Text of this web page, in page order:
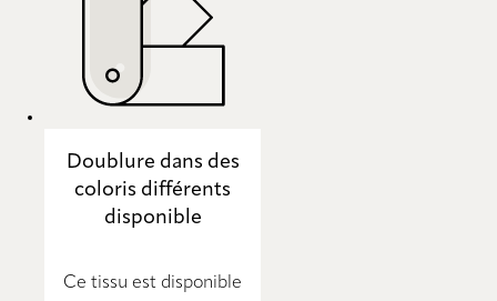
Doublure dans des
coloris différents
disponible
Ce tissu est disponible